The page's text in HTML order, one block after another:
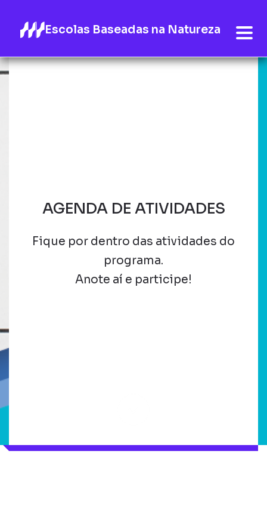
Escolas Baseadas na Natureza
AGENDA DE ATIVIDADES
Fique por dentro das atividades do
programa.
Anote aí e participe!